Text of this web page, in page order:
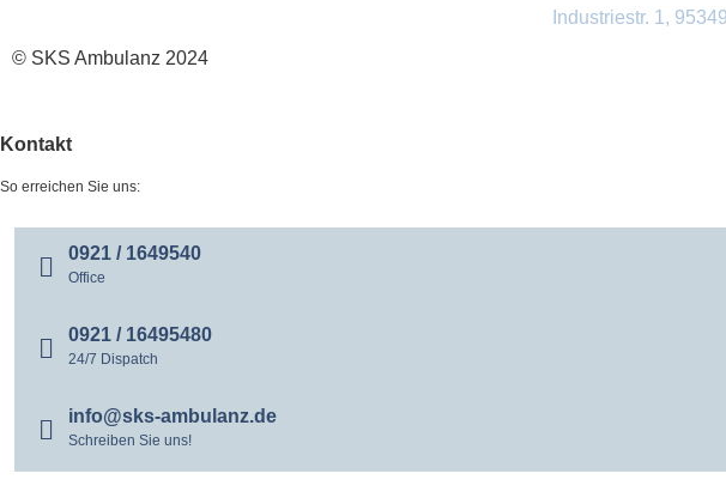
Industriestr. 1,
© SKS Ambulanz 2024
Kontakt
So erreichen Sie uns:
0921 / 1649540
Office
0921 / 16495480
24/7 Dispatch
info@sks-ambulanz.de
Schreiben Sie uns!